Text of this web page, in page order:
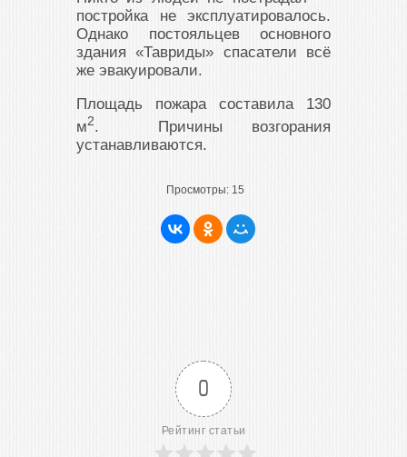
постройка не эксплуатировалось.
Однако постояльцев основного
здания «Тавриды» спасатели всё
же эвакуировали.
Площадь пожара составила 130
м2. Причины возгорания
устанавливаются.
Просмотры: 15
0
Рейтинг статьи